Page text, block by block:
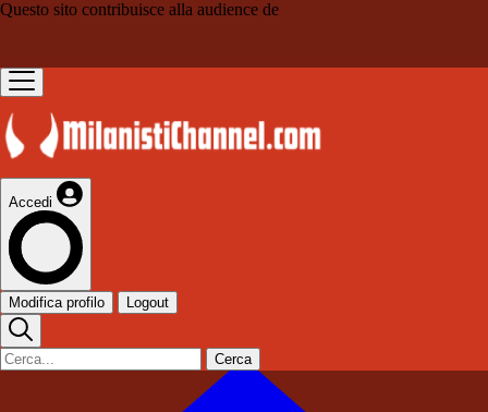
Questo sito contribuisce alla audience de
Accedi
Modifica profilo Logout
Cerca